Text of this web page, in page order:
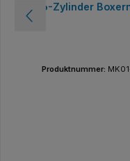
6-Zylinder
Produktnummer: